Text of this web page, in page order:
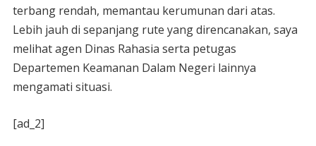
terbang rendah, memantau kerumunan dari atas.
Lebih jauh di sepanjang rute yang direncanakan, saya
melihat agen Dinas Rahasia serta petugas
Departemen Keamanan Dalam Negeri lainnya
mengamati situasi.
[ad_2]